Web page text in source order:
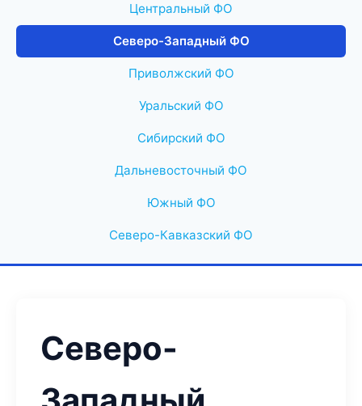
Центральный ФО
Северо-Западный ФО
Приволжский ФО
Уральский ФО
Сибирский ФО
Дальневосточный ФО
Южный ФО
Северо-Кавказский ФО
Северо-